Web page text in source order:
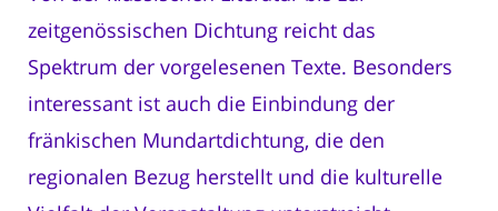
zeitgenössischen Dichtung reicht das
Spektrum der vorgelesenen Texte. Besonders
interessant ist auch die Einbindung der
fränkischen Mundartdichtung, die den
regionalen Bezug herstellt und die kulturelle